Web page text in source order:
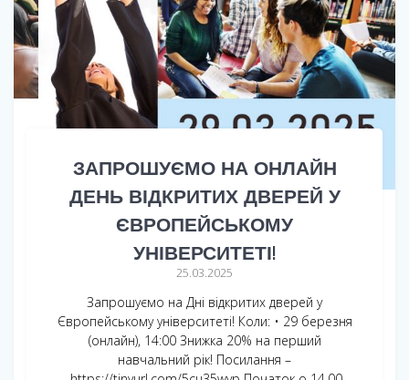
ЗАПРОШУЄМО НА ОНЛАЙН
ДЕНЬ ВІДКРИТИХ ДВЕРЕЙ У
ЄВРОПЕЙСЬКОМУ
УНІВЕРСИТЕТІ!
25.03.2025
Запрошуємо на Дні відкритих дверей у
Європейському університеті! Коли: • 29 березня
(онлайн), 14:00 Знижка 20% на перший
навчальний рік! Посилання –